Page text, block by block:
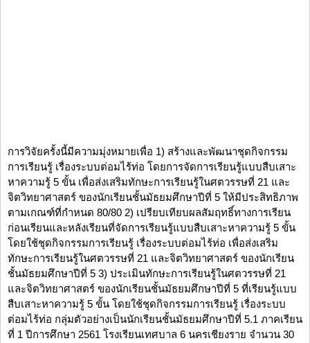
การวิจัยครั้งนี้มีความมุ่งหมายเพื่อ 1) สร้างและพัฒนาชุดกิจกรรม
การเรียนรู้ เรื่องระบบต่อมไร้ท่อ โดยการจัดการเรียนรู้แบบสืบเสาะ
หาความรู้ 5 ขั้น เพื่อส่งเสริมทักษะการเรียนรู้ในศตวรรษที่ 21 และ
จิตวิทยาศาสตร์ ของนักเรียนชั้นมัธยมศึกษาปีที่ 5 ให้มีประสิทธิภาพ
ตามเกณฑ์ที่กำหนด 80/80 2) เปรียบเทียบผลสัมฤทธิ์ทางการเรียน
ก่อนเรียนและหลังเรียนที่จัดการเรียนรู้แบบสืบเสาะหาความรู้ 5 ขั้น
โดยใช้ชุดกิจกรรมการเรียนรู้ เรื่องระบบต่อมไร้ท่อ เพื่อส่งเสริม
ทักษะการเรียนรู้ในศตวรรษที่ 21 และจิตวิทยาศาสตร์ ของนักเรียน
ชั้นมัธยมศึกษาปีที่ 5 3) ประเมินทักษะการเรียนรู้ในศตวรรษที่ 21
และจิตวิทยาศาสตร์ ของนักเรียนชั้นมัธยมศึกษาปีที่ 5 ที่เรียนรู้แบบ
สืบเสาะหาความรู้ 5 ขั้น โดยใช้ชุดกิจกรรมการเรียนรู้ เรื่องระบบ
ต่อมไร้ท่อ กลุ่มตัวอย่างเป็นนักเรียนชั้นมัธยมศึกษาปีที่ 5.1 ภาคเรียน
ที่ 1 ปีการศึกษา 2561 โรงเรียนเทศบาล 6 นครเชียงราย จำนวน 30